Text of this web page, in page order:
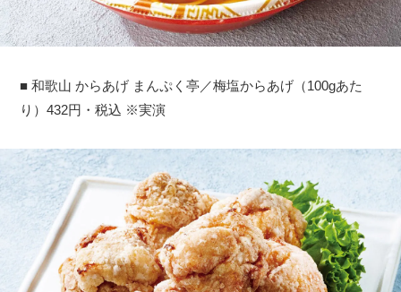
■ 和歌山 からあげ まんぷく亭／梅塩からあげ（100gあた
り）432円・税込 ※実演